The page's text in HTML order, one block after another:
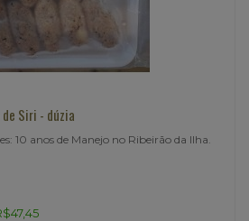
Siri - dúzia
10 anos de Manejo no Ribeirão da Ilha.